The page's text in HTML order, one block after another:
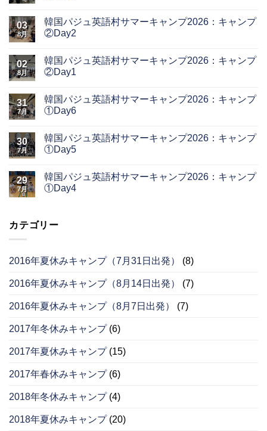
03
8月
韓国パジュ英語村サマーキャンプ2026：キャンプ
②Day2
02
8月
韓国パジュ英語村サマーキャンプ2026：キャンプ
②Day1
31
7月
韓国パジュ英語村サマーキャンプ2026：キャンプ
①Day6
30
7月
韓国パジュ英語村サマーキャンプ2026：キャンプ
①Day5
29
7月
韓国パジュ英語村サマーキャンプ2026：キャンプ
①Day4
カテゴリー
2016年夏休みキャンプ（7月31日出発） (8)
2016年夏休みキャンプ（8月14日出発） (7)
2016年夏休みキャンプ（8月7日出発） (7)
2017年冬休みキャンプ(6)
2017年夏休みキャンプ(15)
2017年春休みキャンプ(6)
2018年冬休みキャンプ(4)
2018年夏休みキャンプ(20)